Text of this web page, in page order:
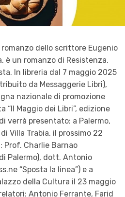
romanzo dello scrittore Eugenio
è un romanzo di Resistenza,
In libreria dal 7 maggio 2025
da Messaggerie Libri),
nazionale di promozione
“Il Maggio dei Libri”, edizione
verrà presentato: a Palermo,
Villa Trabia, il prossimo 22
Prof. Charlie Barnao
Palermo), dott. Antonio
“Sposta la linea”) e a
della Cultura il 23 maggio
Antonio Ferrante, Farid